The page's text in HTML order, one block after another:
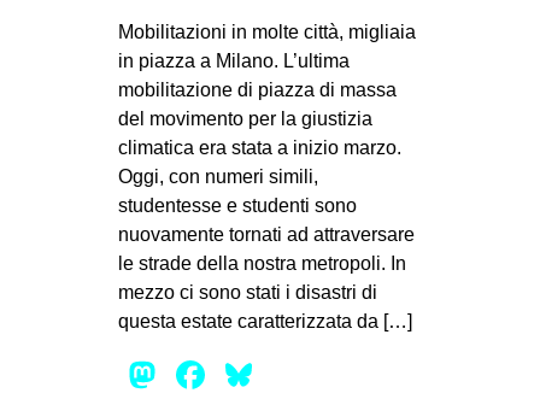
Mobilitazioni in molte città, migliaia
in piazza a Milano. L’ultima
mobilitazione di piazza di massa
del movimento per la giustizia
climatica era stata a inizio marzo.
Oggi, con numeri simili,
studentesse e studenti sono
nuovamente tornati ad attraversare
le strade della nostra metropoli. In
mezzo ci sono stati i disastri di
questa estate caratterizzata da […]
Mastodon
Facebook